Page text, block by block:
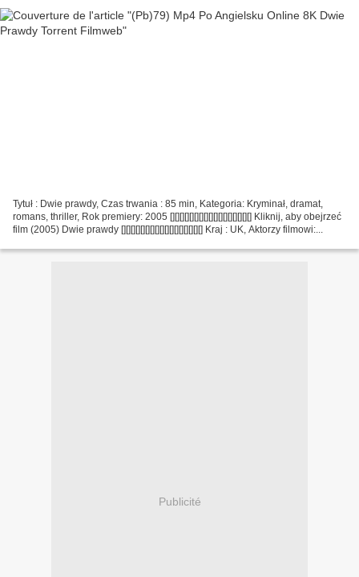
Tytuł : Dwie prawdy, Czas trwania : 85 min, Kategoria: Kryminał, dramat,
romans, thriller, Rok premiery: 2005 [][][][][][][][][][][][][][][][][] Kliknij, aby obejrzeć
film (2005) Dwie prawdy [][][][][][][][][][][][][][][][][] Kraj : UK, Aktorzy filmowi:...
Publicité